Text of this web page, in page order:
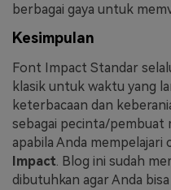
berbagai gaya untuk
Kesimpulan
Font Impact Standar
klasik untuk waktu yang
keterbacaan dan
sebagai pecinta/pembuat
apabila Anda mempelajari
Impact. Blog ini sudah
dibutuhkan agar Anda